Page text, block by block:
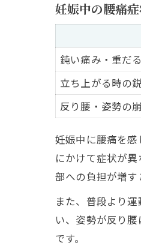
妊娠中の腰痛
鈍い痛み・重だ
立ち上がる時の
反り腰・姿勢の
妊娠中に腰痛を
にかけて症状が
部への負担が増す
また、普段より
い、姿勢が反り
です。